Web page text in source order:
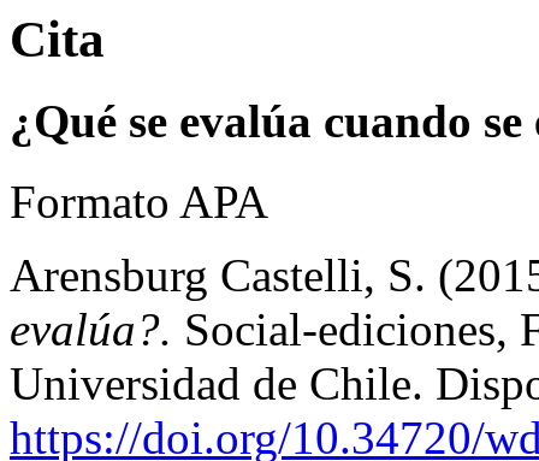
Cita
¿Qué se evalúa cuando
Formato APA
Arensburg Castelli, S.
evalúa?. Social-ediciones,
Universidad de Chile.
https://doi.org/10.34720/